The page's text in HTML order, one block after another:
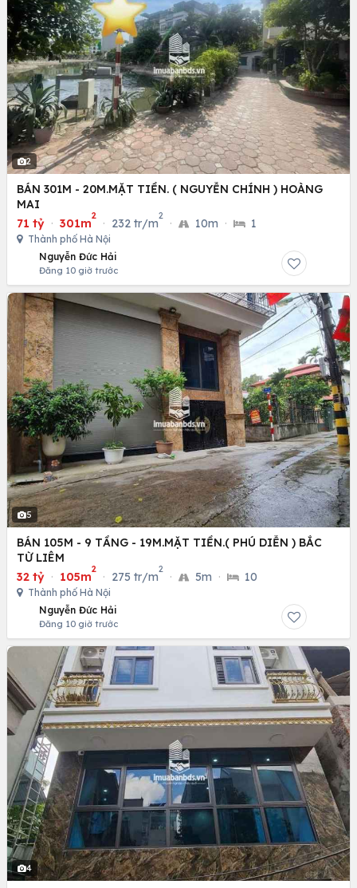
2
BÁN 301M - 20M.MẶT TIỀN. ( NGUYỄN CHÍNH ) HOÀNG
MAI
71 tỷ · 301m
2
· 232 tr/m
2
· 10m · 1
Thành phố Hà Nội
Nguyễn Đức Hải
Đăng 10 giờ trước
5
BÁN 105M - 9 TẦNG - 19M.MẶT TIỀN.( PHÚ DIỄN ) BẮC
TỪ LIÊM
32 tỷ · 105m
2
· 275 tr/m
2
· 5m · 10
Thành phố Hà Nội
Nguyễn Đức Hải
Đăng 10 giờ trước
4